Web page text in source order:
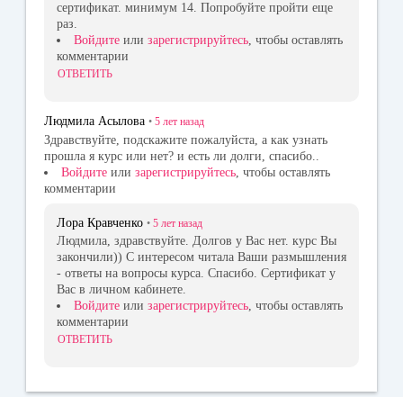
сертификат. минимум 14. Попробуйте пройти еще
раз.
Войдите или зарегистрируйтесь, чтобы оставлять
комментарии
ОТВЕТИТЬ
Людмила Асылова • 5 лет назад
Здравствуйте, подскажите пожалуйста, а как узнать
прошла я курс или нет? и есть ли долги, спасибо..
Войдите или зарегистрируйтесь , чтобы оставлять
комментарии
Лора Кравченко • 5 лет назад
Людмила, здравствуйте. Долгов у Вас нет. курс Вы
закончили)) С интересом читала Ваши размышления
- ответы на вопросы курса. Спасибо. Сертификат у
Вас в личном кабинете.
Войдите или зарегистрируйтесь, чтобы оставлять
комментарии
ОТВЕТИТЬ